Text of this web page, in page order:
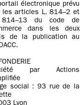
électronique prévu
les articles L. 814–2 et
du code de
dans les deux
de la publication au
par Actions
social : 93 rue de la